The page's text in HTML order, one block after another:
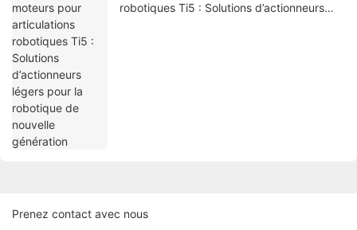
robotiques Ti5 : Solutions d’actionneurs
Prenez contact avec nous